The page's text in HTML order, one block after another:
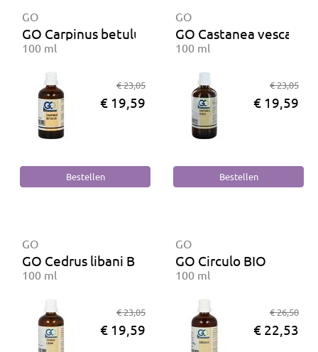
GO
GO Carpinus betulus BIO
100 ml
€ 23,05
€ 19,59
GO
GO Castanea vesca BIO
100 ml
€ 23,05
€ 19,59
GO
GO Cedrus libani BIO
100 ml
€ 23,05
€ 19,59
GO
GO Circulo BIO
100 ml
€ 26,50
€ 22,53